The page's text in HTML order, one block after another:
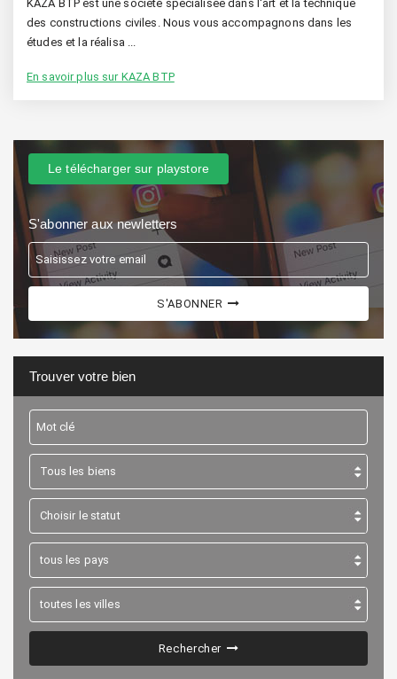
KAZA BTP est une société spécialisée dans l'art et la technique
des constructions civiles. Nous vous accompagnons dans les
études et la réalisa ...
En savoir plus sur KAZA BTP
Le télécharger sur playstore
S'abonner aux newletters
S'ABONNER
Trouver votre bien
Rechercher